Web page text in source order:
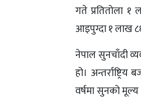
गते प्रतितोला
आइपुग्दा १ लाख
नेपाल सुनचाँदी
हो।
वर्षमा सुनको